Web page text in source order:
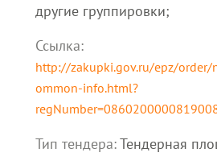
другие группировки;
Ссылка:
http://zakupki.gov.ru/epz/
ommon-info.html?
Тип тендера:Тендерная